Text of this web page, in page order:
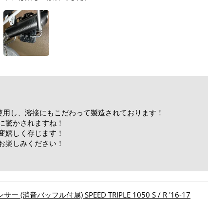
し、溶接にもこだわって製造されております！
驚かされますね！
嬉しく存じます！
楽しみください！
ー (消音バッフル付属) SPEED TRIPLE 1050 S / R '16-17